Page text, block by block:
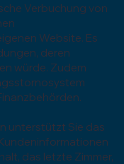
Verbuchung von
Website. Es
deren
würde. Zudem
unterstützt Sie das
das letzte Zimmer,